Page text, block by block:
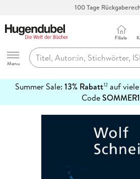
100 Tage
Hugendubel
Menu
Filiale
Summer Sale: 13% Rabatt12auf
Code
erfahren